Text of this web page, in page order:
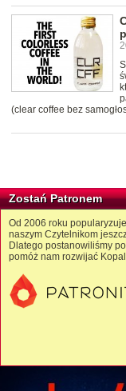
(clear coffee bez
Zostań Patronem
Od 2006 roku
naszym Czytelnikom
Dlatego postanowiliśmy
pomóż nam rozwijać